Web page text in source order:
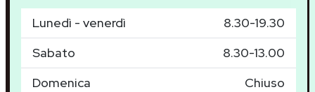
Lunedì - venerdì
8.30-19.30
Sabato
8.30-13.00
Domenica
Chiuso